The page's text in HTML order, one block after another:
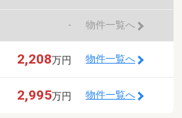
- 物件一覧へ
2,208万円 物件一覧へ
2,995万円 物件一覧へ